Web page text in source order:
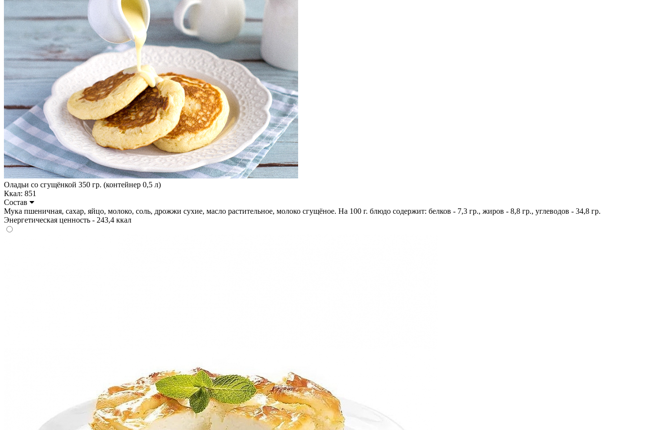
Оладьи со сгущёнкой 350 гр. (контейнер 0,5 л)
Ккал: 851
Состав
Мука пшеничная, сахар, яйцо, молоко, соль, дрожжи сухие, масло растительное, молоко сгущёное. На 100 г. блюдо содержит: белков - 7,3 гр., жиров - 8,8 гр., углеводов - 34,8 гр.
Энергетическая ценность - 243,4 ккал